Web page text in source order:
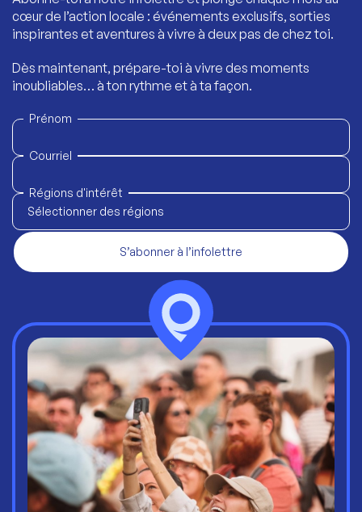
cœur de l’action locale : événements exclusifs, sorties
inspirantes et aventures à vivre à deux pas de chez toi.
Dès maintenant, prépare-toi à vivre des moments
inoubliables… à ton rythme et à ta façon.
Prénom
Courriel
Régions d'intérêt
Sélectionner des régions
S’abonner à l’infolettre